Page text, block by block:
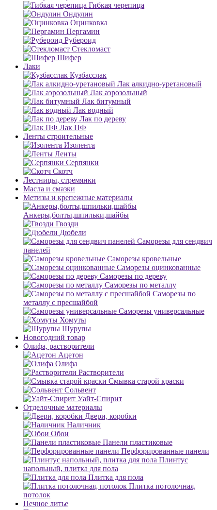
Гибкая черепица
Ондулин
Оцинковка
Пергамин
Рубероид
Стекломаст
Шифер
Лаки
Кузбасслак
Лак алкидно-уретановый
Лак аэрозольный
Лак битумный
Лак водный
Лак по дереву
Лак ПФ
Ленты строительные
Изолента
Ленты
Серпянки
Скотч
Лестницы, стремянки
Масла и смазки
Метизы и крепежные материалы
Анкеры,болты,шпильки,шайбы
Гвозди
Дюбели
Саморезы для сендвич
панелей
Саморезы кровельные
Саморезы оцинкованные
Саморезы по дереву
Саморезы по металлу
Саморезы по
металлу с пресшайбой
Саморезы универсальные
Хомуты
Шурупы
Новогодний товар
Олифа, растворители
Ацетон
Олифа
Растворители
Смывка старой краски
Сольвент
Уайт-Спирит
Отделочные материалы
Двери, коробки
Наличник
Обои
Панели пластиковые
Перфорированные панели
Плинтус
напольный, плитка для пола
Плитка для пола
Плитка потолочная,
потолок
Печное литье